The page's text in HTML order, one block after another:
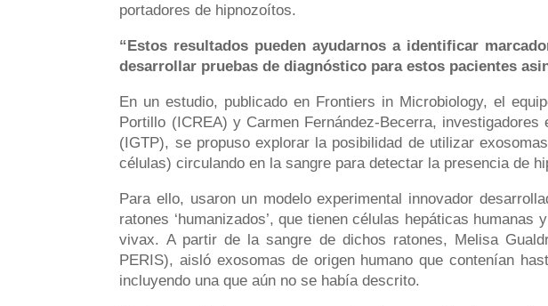
portadores de hipnozoítos.
“Estos resultados pueden ayudarnos a identificar
desarrollar pruebas de diagnóstico para estos pacientes
En un estudio, publicado en Frontiers in Microbiology, el
Portillo (ICREA) y Carmen Fernández-Becerra,
(IGTP), se propuso explorar la posibilidad de utilizar
células) circulando en la sangre para detectar la presencia de
Para ello, usaron un modelo experimental innovador
ratones ‘humanizados’, que tienen células hepáticas
vivax. A partir de la sangre de dichos ratones, Melisa
PERIS), aisló exosomas de origen humano que contenían
incluyendo una que aún no se había descrito.